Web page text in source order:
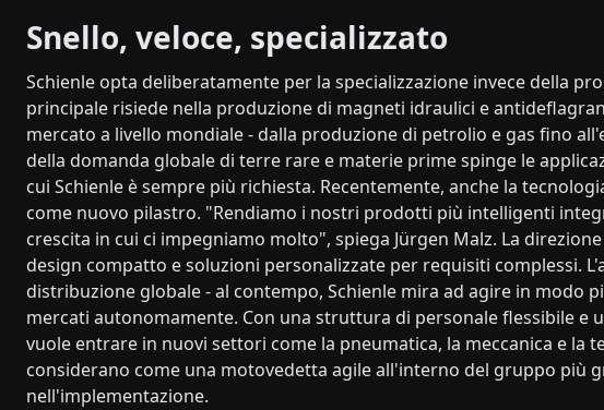
Snello, veloce, specializzato
Schienle opta deliberatamente per la specializzazione invece della
principale risiede nella produzione di magneti idraulici e
mercato a livello mondiale - dalla produzione di petrolio e gas fino
della domanda globale di terre rare e materie prime spinge le
cui Schienle è sempre più richiesta. Recentemente, anche la
come nuovo pilastro. "Rendiamo i nostri prodotti più intelligenti
crescita in cui ci impegniamo molto", spiega Jürgen Malz. La
design compatto e soluzioni personalizzate per requisiti complessi.
distribuzione globale - al contempo, Schienle mira ad agire in modo
mercati autonomamente. Con una struttura di personale flessibile e
vuole entrare in nuovi settori come la pneumatica, la meccanica e la
considerano come una motovedetta agile all'interno del gruppo più
nell'implementazione.